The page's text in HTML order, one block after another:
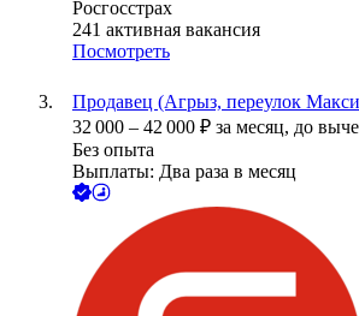
Росгосстрах
241 активная вакансия
Посмотреть
Продавец (Агрыз, переулок
32 000 – 42 000 ₽ за месяц, до
Без опыта
Выплаты: Два раза в месяц